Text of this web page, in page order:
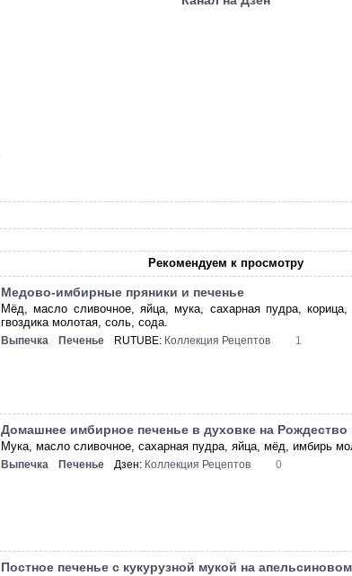
Рекомендуем к просмотру
Медово-имбирные пряники и печенье
Мёд, масло сливочное, яйца, мука, сахарная пудра,
гвоздика молотая, соль, сода.
Выпечка Печенье RUTUBE: Коллекция Рецептов 1
Домашнее имбирное печенье в духовке на
Мука, масло сливочное, сахарная пудра, яйца, мёд, имбирь
Выпечка Печенье Дзен: Коллекция Рецептов 0
Постное печенье с кукурузной мукой на